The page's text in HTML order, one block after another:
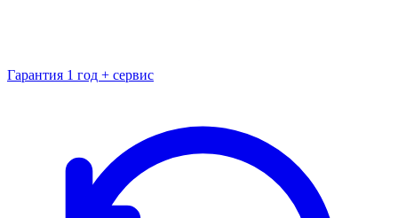
Гарантия 1 год + сервис